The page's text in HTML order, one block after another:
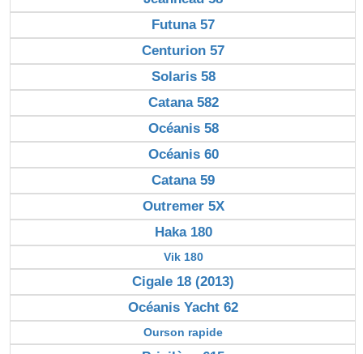
Futuna 57
Centurion 57
Solaris 58
Catana 582
Océanis 58
Océanis 60
Catana 59
Outremer 5X
Haka 180
Vik 180
Cigale 18 (2013)
Océanis Yacht 62
Ourson rapide